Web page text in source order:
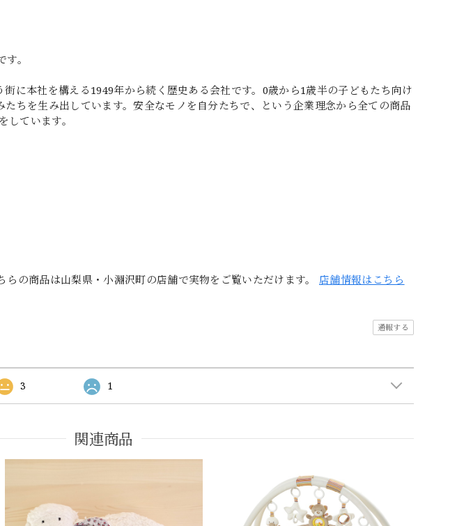
。
に本社を構える1949年から続く歴史ある会社です。0歳から1歳半の子どもたち向け
ちを生み出しています。安全なモノを自分たちで、という企業理念から全ての商品
しています。
の商品は山梨県・小淵沢町の店舗で実物をご覧いただけます。 店舗情報はこちら
通報する
3 1
関連商品